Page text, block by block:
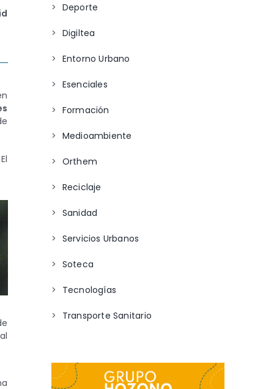
Deporte
Digiltea
Entorno Urbano
Esenciales
Formación
Medioambiente
Orthem
Reciclaje
Sanidad
Servicios Urbanos
Soteca
Tecnologías
Transporte Sanitario